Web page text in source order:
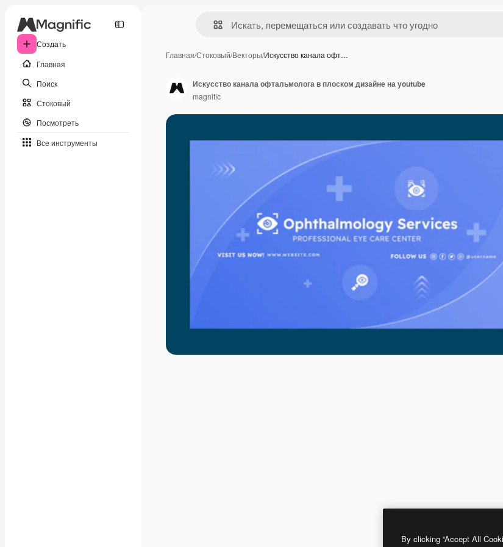
Создать
Главная
Поиск
Стоковый
Посмотреть
Все инструменты
Главная/Стоковый/Векторы/Искусство канала офт…
Искусство канала офтальмолога в плоском дизайне на youtube
magnific
By clicking “Accept All